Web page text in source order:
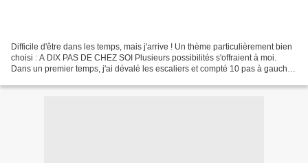
Difficile d'être dans les temps, mais j'arrive ! Un thème particulièrement bien
choisi : A DIX PAS DE CHEZ SOI Plusieurs possibilités s'offraient à moi.
Dans un premier temps, j'ai dévalé les escaliers et compté 10 pas à gauche